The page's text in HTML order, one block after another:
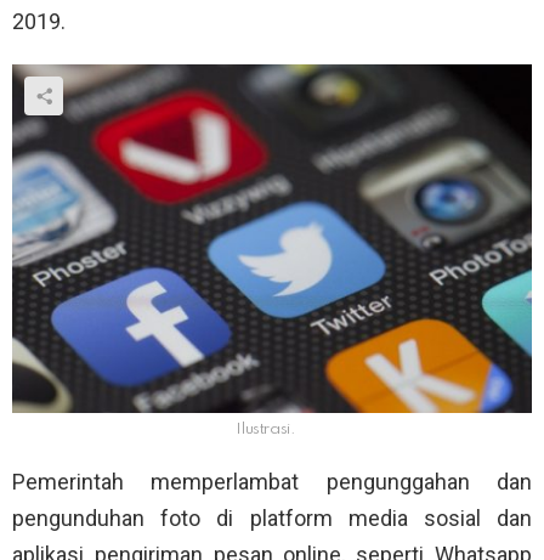
2019.
Ilustrasi.
Pemerintah memperlambat pengunggahan dan
pengunduhan foto di platform media sosial dan